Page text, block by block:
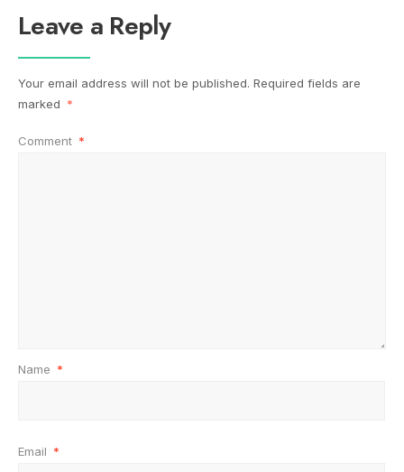
Leave a Reply
Your email address will not be published. Required fields are
marked *
Comment *
Name *
Email *